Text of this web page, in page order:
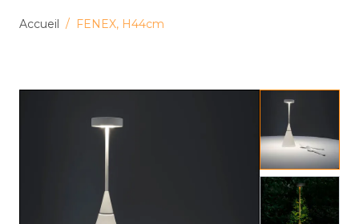
Accueil / FENEX, H44cm
View